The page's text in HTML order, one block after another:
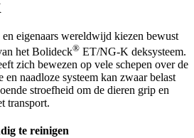
eigenaars wereldwijd kiezen bewust
het Bolideck® ET/NG-K deksysteem.
zich bewezen op vele schepen over de
naadloze systeem kan zwaar belast
stroefheid om de dieren grip en
transport.
te reinigen